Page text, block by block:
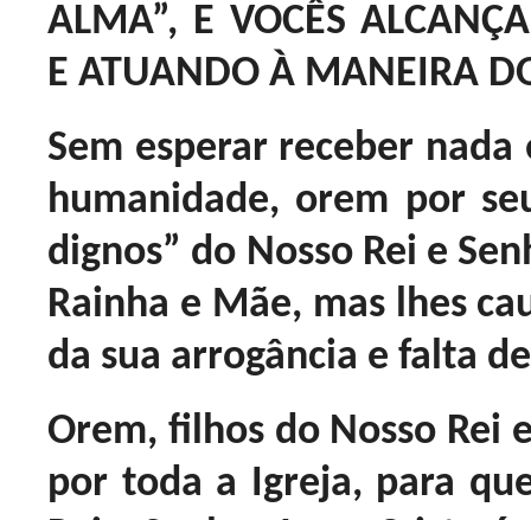
ALMA”, E VOCÊS
E ATUANDO À MANEIRA
Sem esperar receber
humanidade, orem por
dignos” do Nosso Rei e
Rainha e Mãe, mas lhes
da sua arrogância e falta
Orem, filhos do Nosso Rei
por toda a Igreja, para